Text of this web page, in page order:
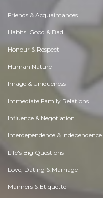
Friends & Acquaintances
Habits. Good & Bad
Honour & Respect
Human Nature
Image & Uniqueness
Immediate Family Relations
Influence & Negotiation
Interdependence & Independence
Life's Big Questions
Love, Dating & Marriage
Manners & Etiquette